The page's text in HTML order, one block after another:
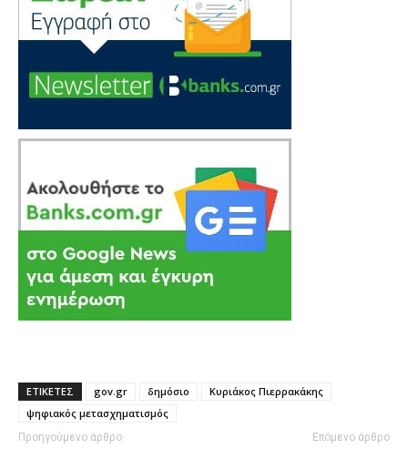
ΕΤΙΚΕΤΕΣ gov.gr δημόσιο
Κυριάκος Πιερρακάκης
ψηφιακός μετασχηματισμός
Προηγούμενο άρθρο Επόμενο άρθρο